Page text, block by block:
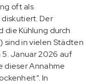
oft als
Der
die Kühlung durch
sind in vielen Städten
Januar 2026 auf
dieser Annahme
In